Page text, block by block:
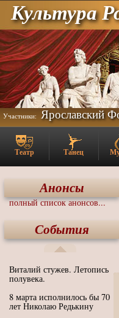
Культура
Участники: Ярославский
Театр Танец
Анонсы
полный список анонсов...
События
Виталий стужев. Летопись
полувека.
8 марта исполнилось бы 70
лет Николаю Редькину